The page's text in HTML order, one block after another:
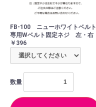
FB-100 ニューホワイトベルト
専用Wベルト固定ネジ 左・右
￥396
数量